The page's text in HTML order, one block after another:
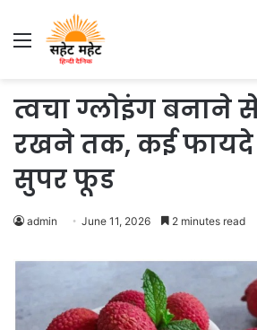
Menu
त्वचा ग्लोइंग बनाने
रखने तक, कई फायदे
सुपर फूड
admin June 11, 2026 2 minutes read